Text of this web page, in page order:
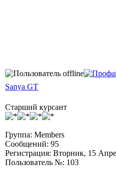
Sanya GT
Старший курсант
Группа: Members
Сообщений: 95
Регистрация: Вторник, 15
Пользователь №: 103